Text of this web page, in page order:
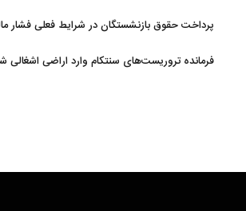
پرداخت حقوق بازنشستگان در شرایط فعلی فشار
فرمانده تروریست‌های سنتکام وارد اراضی اشغالی